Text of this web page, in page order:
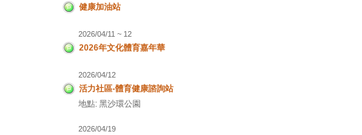
健康加油站
2026/04/11 ~ 12
2026年文化體育嘉年華
2026/04/12
活力社區-體育健康諮詢站
地點: 黑沙環公園
2026/04/19